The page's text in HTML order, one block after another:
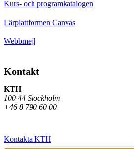
Kurs- och programkatalogen
Lärplattformen Canvas
Webbmejl
Kontakt
KTH
100 44 Stockholm
+46 8 790 60 00
Kontakta KTH